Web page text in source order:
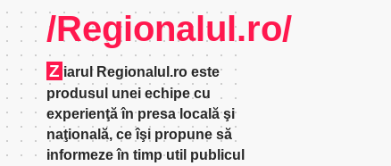
/Regionalul.ro/
Z iarul Regionalul.ro este
produsul unei echipe cu
experienţă în presa locală şi
naţională, ce îşi propune să
informeze în timp util publicul